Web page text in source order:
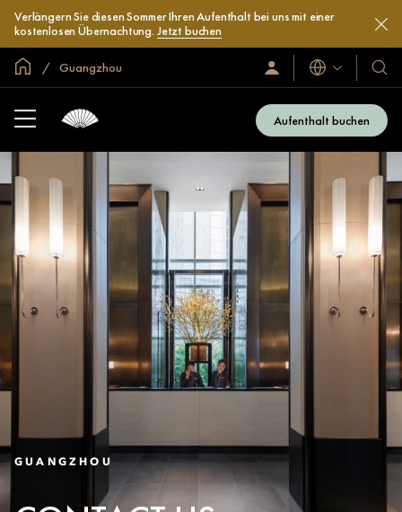
Verlängern Sie diesen Sommer Ihren Aufenthalt bei uns mit einer
kostenlosen Übernachtung. Jetzt buchen
In der Welt zu Hause
Guangzhou
Anmelden/Jetzt
beitreten
Sprachen
und
Aufenthalt buchen
GUANGZHOU